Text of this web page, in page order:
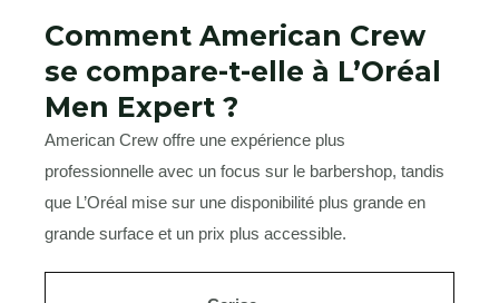
Comment American Crew
se compare-t-elle à L’Oréal
Men Expert ?
American Crew offre une expérience plus
professionnelle avec un focus sur le barbershop, tandis
que L’Oréal mise sur une disponibilité plus grande en
grande surface et un prix plus accessible.